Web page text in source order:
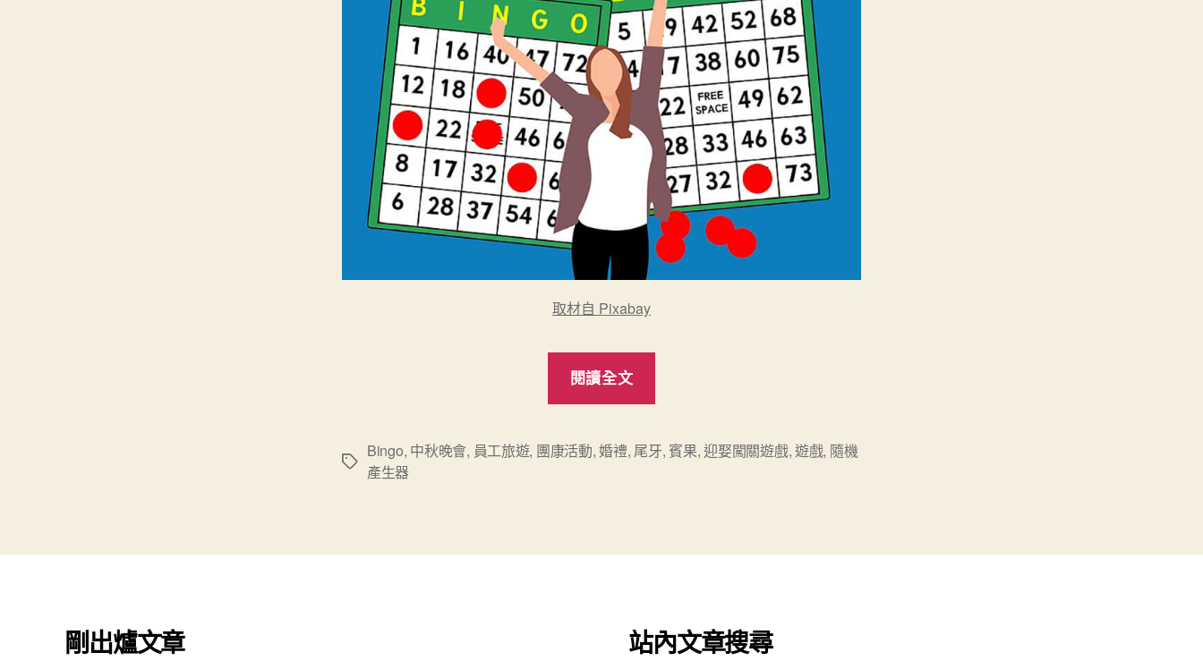
取材自 Pixabay
閱讀全文
賓
卡”
標
Bingo, 中秋晚會, 員工旅遊, 團康活動,婚禮, 尾牙,賓果,迎娶闖關遊戲,遊戲, 隨機
產生器
剛出爐文章 站內文章搜尋